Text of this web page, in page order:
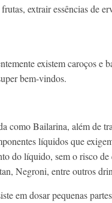
extrair essências de
existem caroços e
bem-vindos.
como Bailarina, além de
líquidos que
do líquido, sem o risco
Negroni, entre outros
em dosar pequenas